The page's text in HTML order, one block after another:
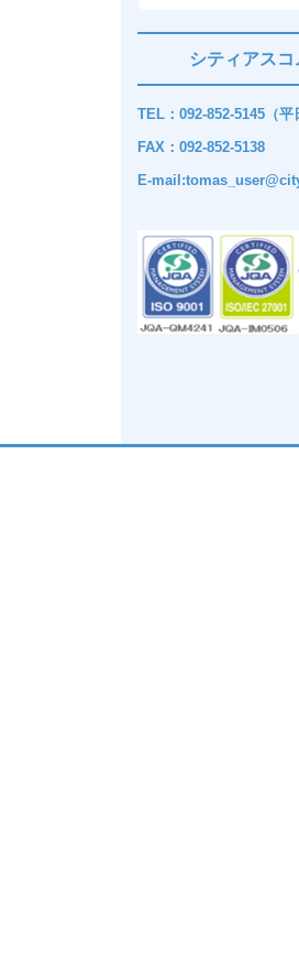
シティアス
TEL：092-852-5145（平
FAX：092-852-5138
E-